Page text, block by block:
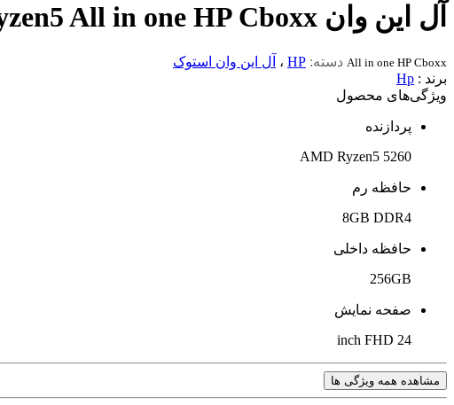
آل این وان Ryzen5 All in one HP Cboxx
All in one HP Cboxx دسته: HP ، آل این وان استوک
برند : Hp
ویژگی‌های محصول
پردازنده
AMD Ryzen5 5260
حافظه رم
8GB DDR4
حافظه داخلی
256GB
صفحه نمایش
24 inch FHD
مشاهده همه ویژگی ها